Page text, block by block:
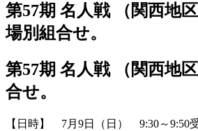
第57期 名人戦 （関西地
場別組合せ。
第57期 名人戦 （関西地
合せ。
【日時】 7月9日（日） 9:30～9:50